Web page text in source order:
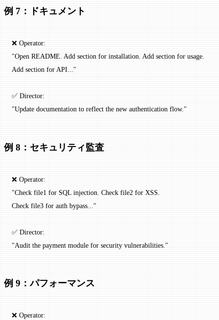
例 7：ドキュメント
❌ Operator:
"Open README. Add section for installation. Add section for usage.
Add section for API..."
✅ Director:
"Update documentation to reflect the new authentication flow."
例 8：セキュリティ監査
❌ Operator:
"Check file1 for SQL injection. Check file2 for XSS.
Check file3 for auth bypass..."
✅ Director:
"Audit the payment module for security vulnerabilities."
例 9：パフォーマンス
❌ Operator: